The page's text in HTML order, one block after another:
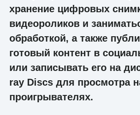
хранение цифровых
видеороликов и
обработкой, а также
готовый контент в
или записывать его на
ray Discs для просмотра
проигрывателях.